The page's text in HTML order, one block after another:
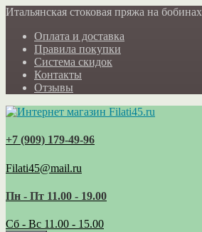
Итальянская стоковая пряжа на бобинах
Оплата и доставка
Правила покупки
Система скидок
Контакты
Отзывы
+7 (909) 179‑49-96
Filati45@mail.ru
Пн - Пт 11.00 - 19.00
Сб - Вс 11.00 - 15.00